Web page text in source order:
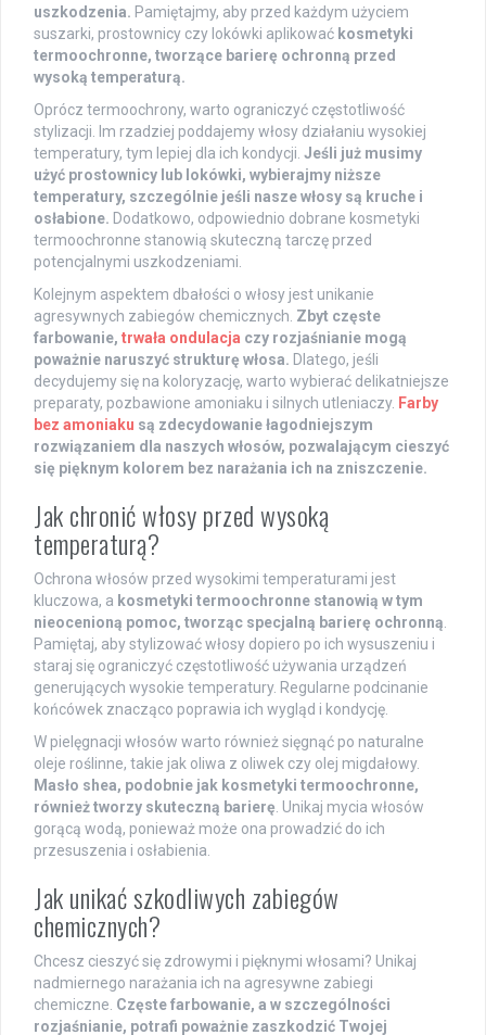
uszkodzenia. Pamiętajmy, aby przed każdym użyciem
suszarki, prostownicy czy lokówki aplikować kosmetyki
termoochronne, tworzące barierę ochronną przed
wysoką temperaturą.
Oprócz termoochrony, warto ograniczyć częstotliwość
stylizacji. Im rzadziej poddajemy włosy działaniu wysokiej
temperatury, tym lepiej dla ich kondycji. Jeśli już musimy
użyć prostownicy lub lokówki, wybierajmy niższe
temperatury, szczególnie jeśli nasze włosy są kruche i
osłabione. Dodatkowo, odpowiednio dobrane kosmetyki
termoochronne stanowią skuteczną tarczę przed
potencjalnymi uszkodzeniami.
Kolejnym aspektem dbałości o włosy jest unikanie
agresywnych zabiegów chemicznych. Zbyt częste
farbowanie, trwała ondulacja czy rozjaśnianie mogą
poważnie naruszyć strukturę włosa. Dlatego, jeśli
decydujemy się na koloryzację, warto wybierać delikatniejsze
preparaty, pozbawione amoniaku i silnych utleniaczy. Farby
bez amoniaku są zdecydowanie łagodniejszym
rozwiązaniem dla naszych włosów, pozwalającym cieszyć
się pięknym kolorem bez narażania ich na zniszczenie.
Jak chronić włosy przed wysoką
temperaturą?
Ochrona włosów przed wysokimi temperaturami jest
kluczowa, a kosmetyki termoochronne stanowią w tym
nieocenioną pomoc, tworząc specjalną barierę ochronną
Pamiętaj, aby stylizować włosy dopiero po ich wysuszeniu i
staraj się ograniczyć częstotliwość używania urządzeń
generujących wysokie temperatury. Regularne podcinanie
końcówek znacząco poprawia ich wygląd i kondycję.
W pielęgnacji włosów warto również sięgnąć po naturalne
oleje roślinne, takie jak oliwa z oliwek czy olej migdałowy.
Masło shea, podobnie jak kosmetyki termoochronne,
również tworzy skuteczną barierę . Unikaj mycia włosów
gorącą wodą, ponieważ może ona prowadzić do ich
przesuszenia i osłabienia.
Jak unikać szkodliwych zabiegów
chemicznych?
Chcesz cieszyć się zdrowymi i pięknymi włosami? Unikaj
nadmiernego narażania ich na agresywne zabiegi
chemiczne. Częste farbowanie, a w szczególności
rozjaśnianie, potrafi poważnie zaszkodzić Twojej